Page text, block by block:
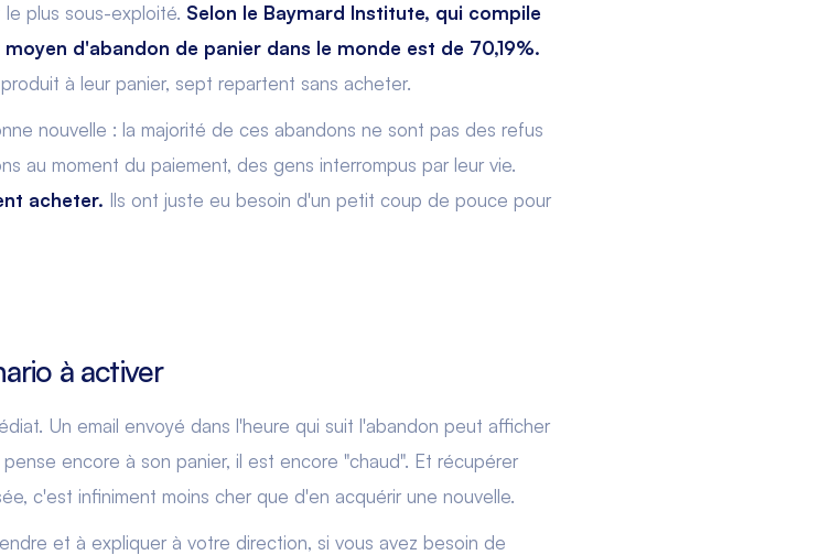
plus sous-exploité. Selon le Baymard Institute, qui compile
d'abandon de panier dans le monde est de 70,19%.
à leur panier, sept repartent sans acheter.
nouvelle : la majorité de ces abandons ne sont pas des refus
au moment du paiement, des gens interrompus par leur vie.
acheter. Ils ont juste eu besoin d'un petit coup de pouce pour
à activer
Un email envoyé dans l'heure qui suit l'abandon peut afficher
encore à son panier, il est encore "chaud". Et récupérer
c'est infiniment moins cher que d'en acquérir une nouvelle.
et à expliquer à votre direction, si vous avez besoin de